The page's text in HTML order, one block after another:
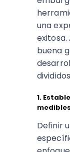
una
exitosa.
buena
1.
medibles
Definir